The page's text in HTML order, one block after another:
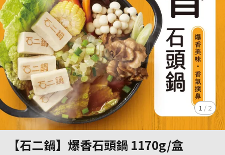
1 / 2
【石二鍋】爆香石頭鍋 1170g/盒